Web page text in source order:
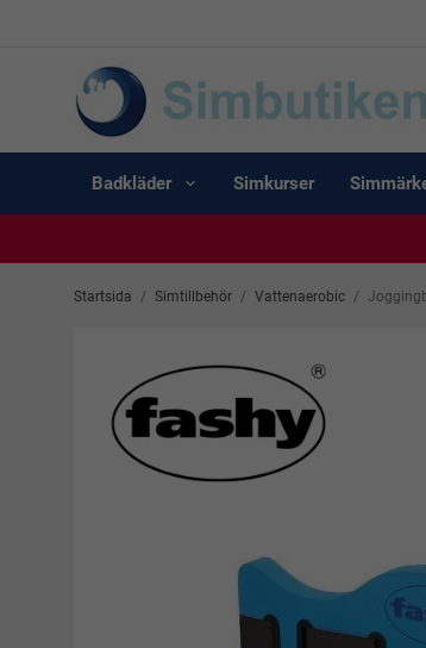
Badkläder Simkurser
Startsida / Simtillbehör / Vattenaerobic /